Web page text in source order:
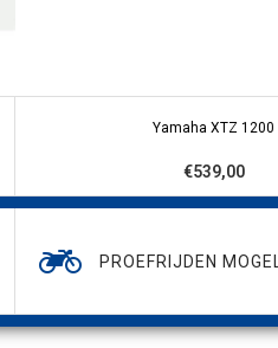
Yamaha XTZ 1200
€539,00
PROEFRIJDEN